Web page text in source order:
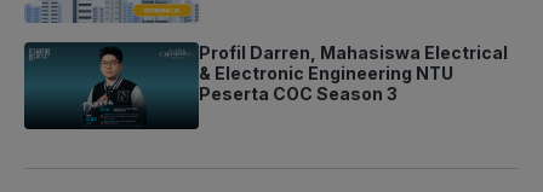
Profil Darren, Mahasiswa Electrical
& Electronic Engineering NTU
Peserta COC Season 3